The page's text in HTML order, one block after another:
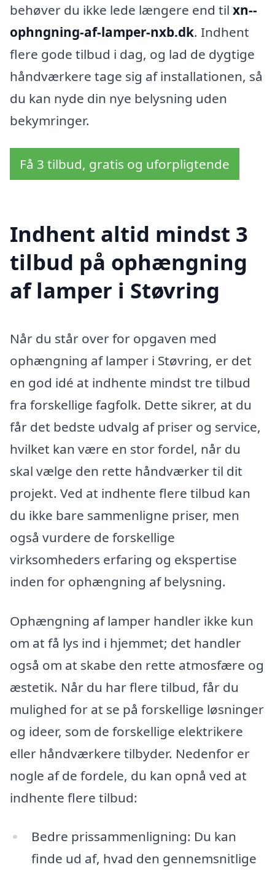
behøver du ikke lede længere end til xn--
ophngning-af-lamper-nxb.dk. Indhent
flere gode tilbud i dag, og lad de dygtige
håndværkere tage sig af installationen, så
du kan nyde din nye belysning uden
bekymringer.
Få 3 tilbud, gratis og uforpligtende
Indhent altid mindst 3
tilbud på ophængning
af lamper i Støvring
Når du står over for opgaven med
ophængning af lamper i Støvring, er det
en god idé at indhente mindst tre tilbud
fra forskellige fagfolk. Dette sikrer, at du
får det bedste udvalg af priser og service,
hvilket kan være en stor fordel, når du
skal vælge den rette håndværker til dit
projekt. Ved at indhente flere tilbud kan
du ikke bare sammenligne priser, men
også vurdere de forskellige
virksomheders erfaring og ekspertise
inden for ophængning af belysning.
Ophængning af lamper handler ikke kun
om at få lys ind i hjemmet; det handler
også om at skabe den rette atmosfære og
æstetik. Når du har flere tilbud, får du
mulighed for at se på forskellige løsninger
og ideer, som de forskellige elektrikere
eller håndværkere tilbyder. Nedenfor er
nogle af de fordele, du kan opnå ved at
indhente flere tilbud:
Bedre prissammenligning: Du kan
finde ud af, hvad den gennemsnitlige